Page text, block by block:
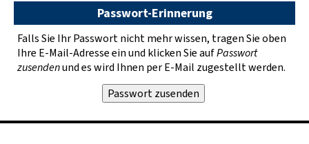
Passwort-Erinnerung
Falls Sie Ihr Passwort nicht mehr wissen, tragen Sie oben
Ihre E-Mail-Adresse ein und klicken Sie aufPasswort
zusendenund es wird Ihnen per E-Mail zugestellt werden.